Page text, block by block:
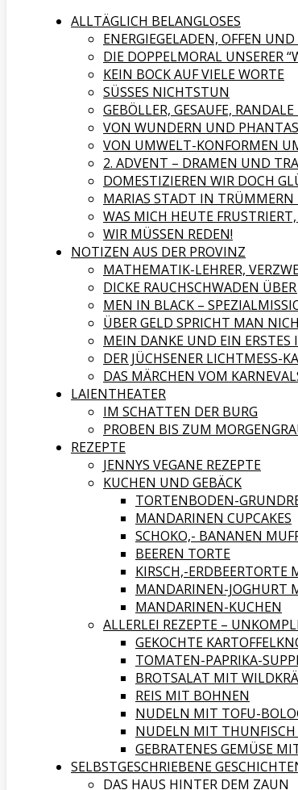
ALLTÄGLICH BELANGLOSES
ENERGIEGELADEN, OFFEN
DIE DOPPELMORAL UNSERER
KEIN BOCK AUF VIELE WORTE
SÜSSES NICHTSTUN
GEBÖLLER, GESAUFE,
VON WUNDERN UND
VON UMWELT-KONFORMEN
2. ADVENT – DRAMEN UND
DOMESTIZIEREN WIR DOCH
MARIAS STADT IN TRÜMMERN
WAS MICH HEUTE
WIR MÜSSEN REDEN!
NOTIZEN AUS DER PROVINZ
MATHEMATIK-LEHRER,
DICKE RAUCHSCHWADEN
MEN IN BLACK –
ÜBER GELD SPRICHT MAN
MEIN DANKE UND EIN
DER JÜCHSENER LICHTMESS-
DAS MÄRCHEN VOM
LAIENTHEATER
IM SCHATTEN DER BURG
PROBEN BIS ZUM
REZEPTE
JENNYS VEGANE REZEPTE
KUCHEN UND GEBÄCK
TORTENBODEN-
MANDARINEN CUPCAKES
SCHOKO,- BANANEN
BEEREN TORTE
KIRSCH,-ERDBEERTORTE
MANDARINEN-JOGHURT
MANDARINEN-KUCHEN
ALLERLEI REZEPTE –
GEKOCHTE
TOMATEN-PAPRIKA-
BROTSALAT MIT
REIS MIT BOHNEN
NUDELN MIT TOFU-
NUDELN MIT THUNFISCH
GEBRATENES GEMÜSE
SELBSTGESCHRIEBENE
DAS HAUS HINTER DEM ZAUN